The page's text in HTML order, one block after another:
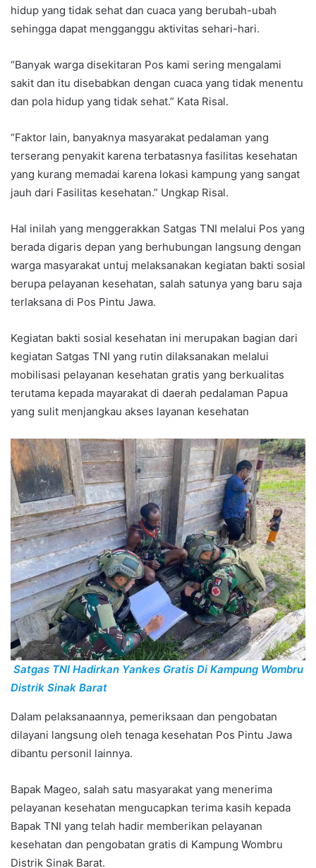
hidup yang tidak sehat dan cuaca yang berubah-ubah
sehingga dapat mengganggu aktivitas sehari-hari.
“Banyak warga disekitaran Pos kami sering mengalami
sakit dan itu disebabkan dengan cuaca yang tidak menentu
dan pola hidup yang tidak sehat.” Kata Risal.
“Faktor lain, banyaknya masyarakat pedalaman yang
terserang penyakit karena terbatasnya fasilitas kesehatan
yang kurang memadai karena lokasi kampung yang sangat
jauh dari Fasilitas kesehatan.” Ungkap Risal.
Hal inilah yang menggerakkan Satgas TNI melalui Pos yang
berada digaris depan yang berhubungan langsung dengan
warga masyarakat untuj melaksanakan kegiatan bakti sosial
berupa pelayanan kesehatan, salah satunya yang baru saja
terlaksana di Pos Pintu Jawa.
Kegiatan bakti sosial kesehatan ini merupakan bagian dari
kegiatan Satgas TNI yang rutin dilaksanakan melalui
mobilisasi pelayanan kesehatan gratis yang berkualitas
terutama kepada mayarakat di daerah pedalaman Papua
yang sulit menjangkau akses layanan kesehatan
Satgas TNI Hadirkan Yankes Gratis Di Kampung Wombru
Distrik Sinak Barat
Dalam pelaksanaannya, pemeriksaan dan pengobatan
dilayani langsung oleh tenaga kesehatan Pos Pintu Jawa
dibantu personil lainnya.
Bapak Mageo, salah satu masyarakat yang menerima
pelayanan kesehatan mengucapkan terima kasih kepada
Bapak TNI yang telah hadir memberikan pelayanan
kesehatan dan pengobatan gratis di Kampung Wombru
Distrik Sinak Barat.